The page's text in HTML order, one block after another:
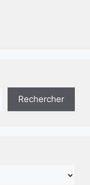
Rechercher